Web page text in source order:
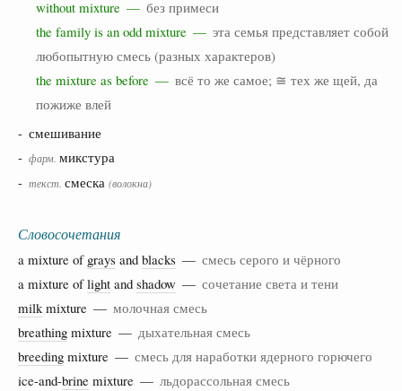
without mixture — без примеси
the family is an odd mixture — эта семья представляет собой
любопытную смесь (разных характеров)
the mixture as before — всё то же самое; ≅ тех же щей, да
пожиже влей
- смешивание
- фарм. микстура
- текст. смеска (волокна)
Словосочетания
a mixture of grays and blacks — смесь серого и чёрного
a mixture oflight and shadow — сочетание света и тени
milk mixture — молочная смесь
breathing mixture — дыхательная смесь
breeding mixture — смесь для наработки ядерного горючего
ice-and-brine mixture — льдорассольная смесь